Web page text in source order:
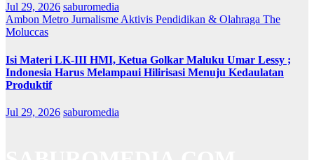
Jul 29, 2026 saburomedia
Ambon Metro Jurnalisme Aktivis Pendidikan & Olahraga The
Moluccas
Isi Materi LK-III HMI, Ketua Golkar Maluku Umar Lessy ;
Indonesia Harus Melampaui Hilirisasi Menuju Kedaulatan
Produktif
Jul 29, 2026 saburomedia